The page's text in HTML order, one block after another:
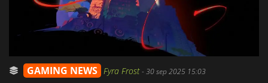
GAMING NEWS Fyra Frost-30 sep 2025 15:03